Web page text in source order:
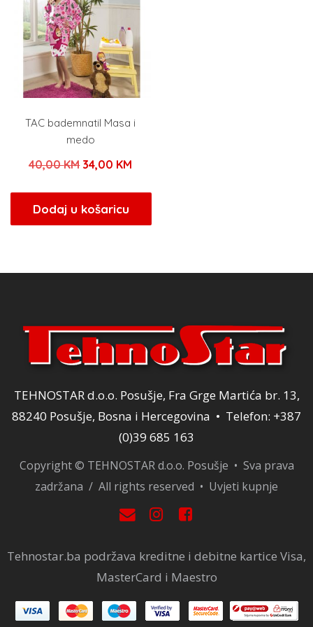
TAC bademnatil Masa i
medo
40,00KM Izvorna
bila
je:
34,00 KM
34,00 KM.
Dodaj u košaricu
TEHNOSTAR d.o.o. Posušje, Fra Grge Martića br. 13,
88240 Posušje, Bosna i Hercegovina • Telefon: +387
(0)39 685 163
Copyright © TEHNOSTAR d.o.o. Posušje • Sva prava
zadržana / All rights reserved • Uvjeti kupnje
Tehnostar.ba podržava kreditne i debitne kartice Visa,
MasterCard i Maestro